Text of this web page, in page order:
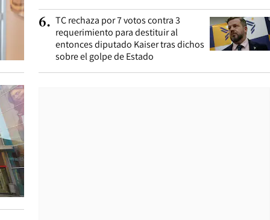
6. TC rechaza por 7 votos contra 3
requerimiento para destituir al
entonces diputado Kaiser tras dichos
sobre el golpe de Estado